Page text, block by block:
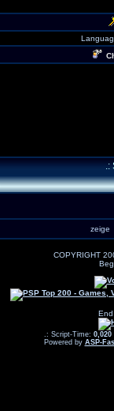
.:
zeige
COPYRIGHT
.: Script-Time: 0,020
Powered by ASP-